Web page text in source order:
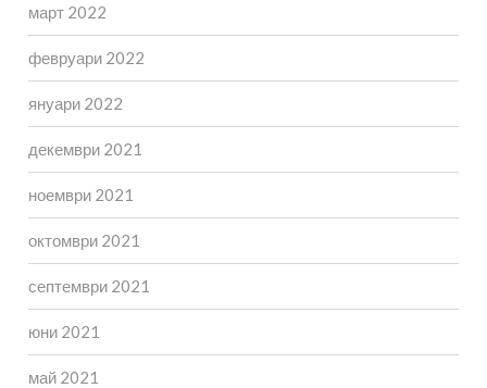
март 2022
февруари 2022
януари 2022
декември 2021
ноември 2021
октомври 2021
септември 2021
юни 2021
май 2021